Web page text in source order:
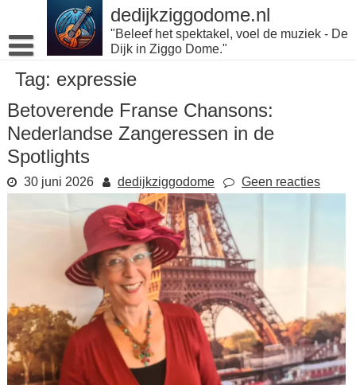
inhoud
gaan
dedijkziggodome.nl
"Beleef het spektakel, voel de muziek - De
Dijk in Ziggo Dome."
Tag: expressie
Betoverende Franse Chansons:
Nederlandse Zangeressen in de
Spotlights
30 juni 2026 dedijkziggodome Geen reacties